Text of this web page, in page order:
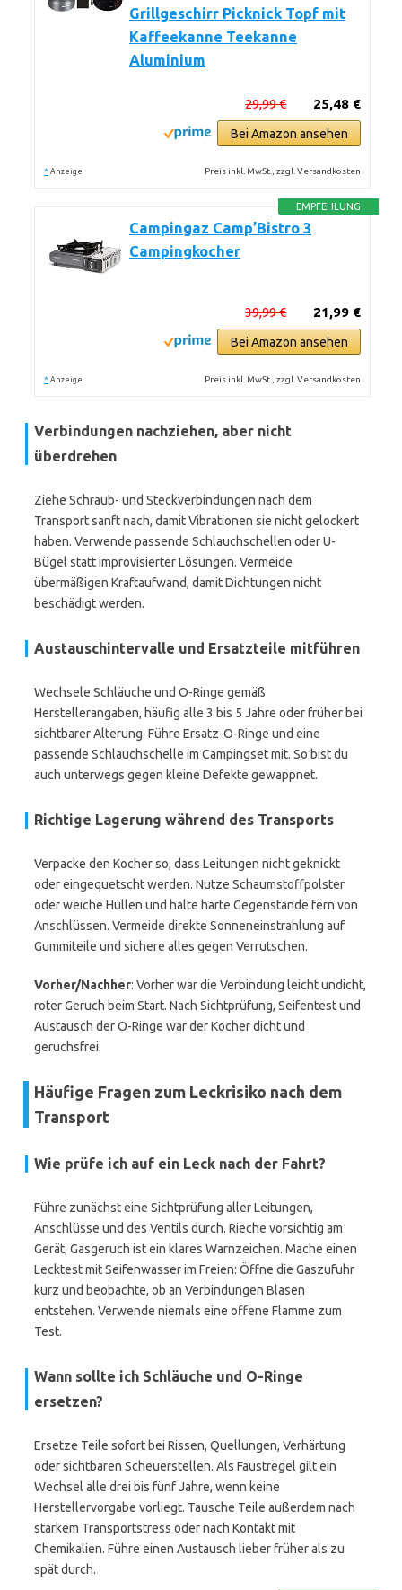
Grillgeschirr Picknick Topf mit
Kaffeekanne Teekanne
Aluminium
25,48 €
29,99 €
Bei Amazon ansehen
* Anzeige Preis inkl. MwSt., zzgl. Versandkosten
EMPFEHLUNG
Campingaz Camp’Bistro 3
Campingkocher
21,99 €
39,99 €
Bei Amazon ansehen
* Anzeige Preis inkl. MwSt., zzgl. Versandkosten
Verbindungen nachziehen, aber nicht
überdrehen
Ziehe Schraub- und Steckverbindungen nach dem
Transport sanft nach, damit Vibrationen sie nicht gelockert
haben. Verwende passende Schlauchschellen oder U-
Bügel statt improvisierter Lösungen. Vermeide
übermäßigen Kraftaufwand, damit Dichtungen nicht
beschädigt werden.
Austauschintervalle und Ersatzteile mitführen
Wechsele Schläuche und O-Ringe gemäß
Herstellerangaben, häufig alle 3 bis 5 Jahre oder früher bei
sichtbarer Alterung. Führe Ersatz-O-Ringe und eine
passende Schlauchschelle im Campingset mit. So bist du
auch unterwegs gegen kleine Defekte gewappnet.
Richtige Lagerung während des Transports
Verpacke den Kocher so, dass Leitungen nicht geknickt
oder eingequetscht werden. Nutze Schaumstoffpolster
oder weiche Hüllen und halte harte Gegenstände fern von
Anschlüssen. Vermeide direkte Sonneneinstrahlung auf
Gummiteile und sichere alles gegen Verrutschen.
Vorher/Nachher: Vorher war die Verbindung leicht undicht,
roter Geruch beim Start. Nach Sichtprüfung, Seifentest und
Austausch der O-Ringe war der Kocher dicht und
geruchsfrei.
Häufige Fragen zum Leckrisiko nach dem
Transport
Wie prüfe ich auf ein Leck nach der Fahrt?
Führe zunächst eine Sichtprüfung aller Leitungen,
Anschlüsse und des Ventils durch. Rieche vorsichtig am
Gerät; Gasgeruch ist ein klares Warnzeichen. Mache einen
Lecktest mit Seifenwasser im Freien: Öffne die Gaszufuhr
kurz und beobachte, ob an Verbindungen Blasen
entstehen. Verwende niemals eine offene Flamme zum
Test.
Wann sollte ich Schläuche und O-Ringe
ersetzen?
Ersetze Teile sofort bei Rissen, Quellungen, Verhärtung
oder sichtbaren Scheuerstellen. Als Faustregel gilt ein
Wechsel alle drei bis fünf Jahre, wenn keine
Herstellervorgabe vorliegt. Tausche Teile außerdem nach
starkem Transportstress oder nach Kontakt mit
Chemikalien. Führe einen Austausch lieber früher als zu
spät durch.